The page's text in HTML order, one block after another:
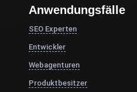
Anwendungsfälle
SEO Experten
Entwickler
Webagenturen
Produktbesitzer